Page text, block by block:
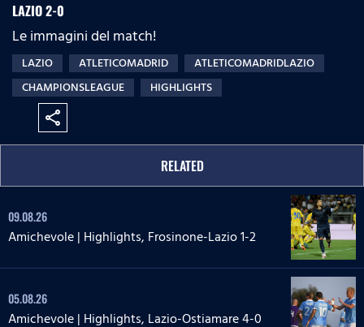
LAZIO 2-0
Le immagini del match!
LAZIO ATLETICOMADRID
ATLETICOMADRIDLAZIO
CHAMPIONSLEAGUE
HIGHLIGHTS
share
RELATED
09.08.26
Amichevole | Highlights, Frosinone-Lazio 1-2
05.08.26
Amichevole | Highlights, Lazio-Ostiamare 4-0